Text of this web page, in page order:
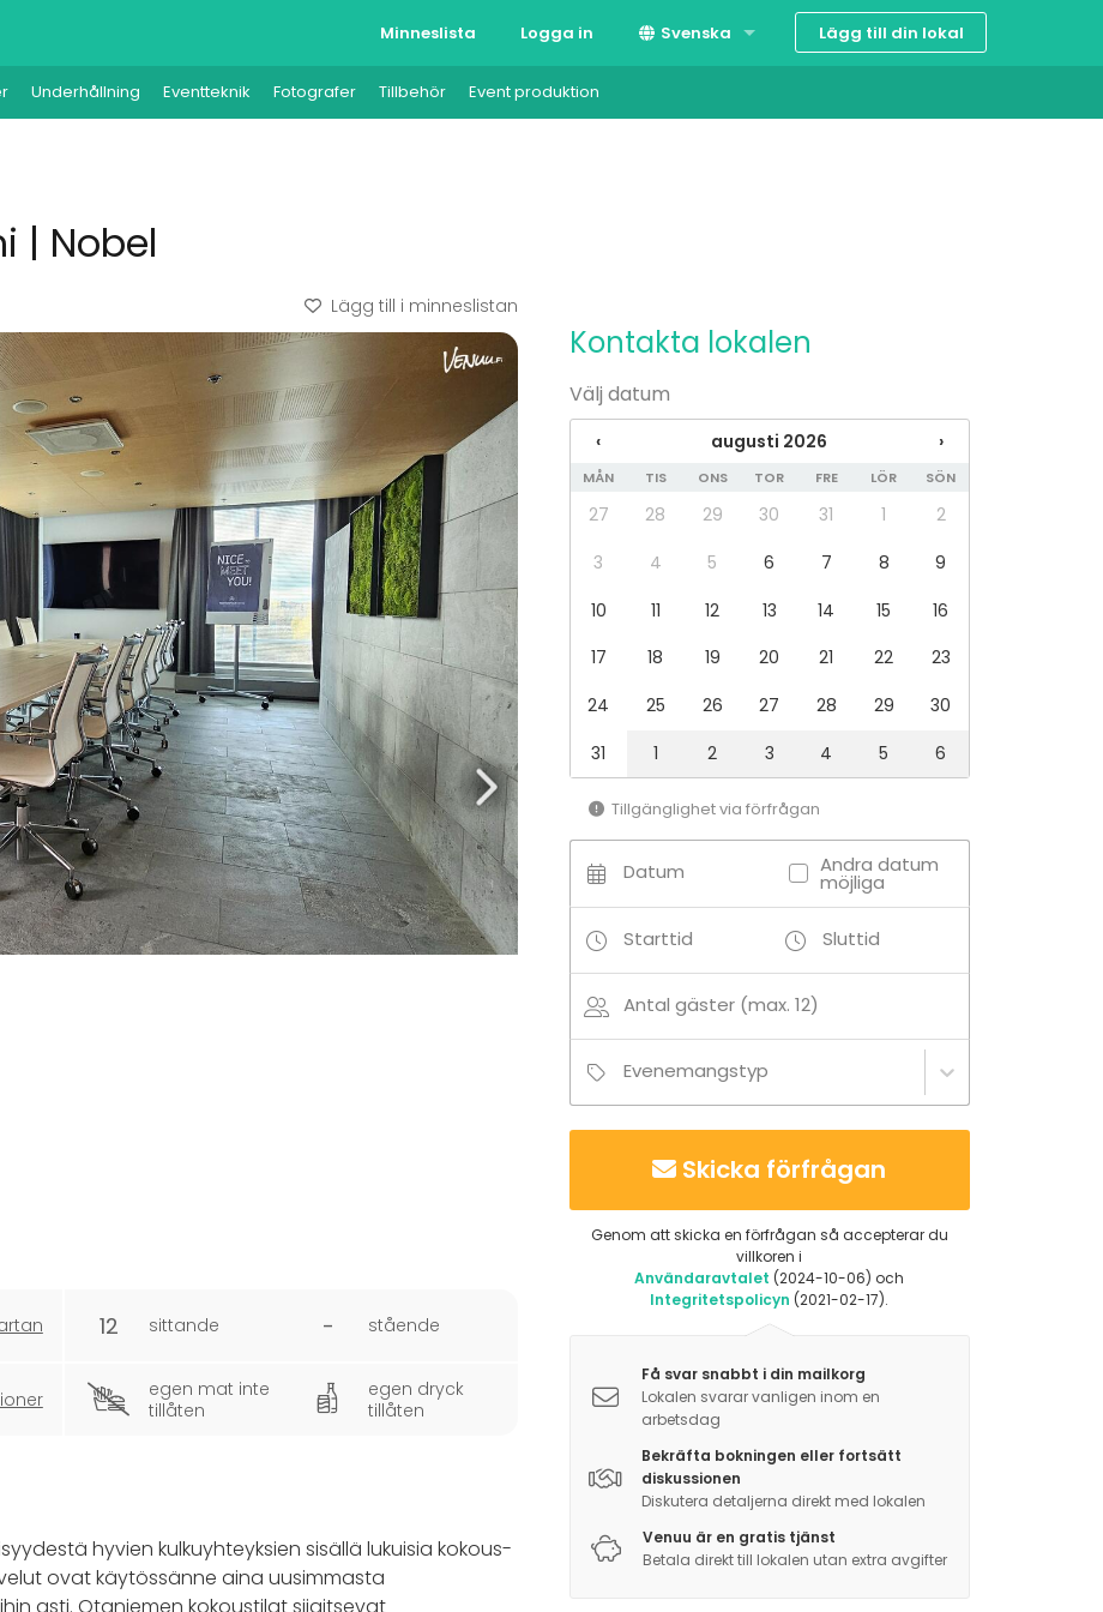
Minneslista Logga in Svenska Lägg till din lokal
Underhållning Eventteknik Fotografer Tillbehör Event produktion
| Nobel
Lägg till i minneslistan
12 sittande - stående
egen mat inte
tillåten
egen dryck
tillåten
hyvien kulkuyhteyksien sisällä lukuisia kokous-
ovat käytössänne aina uusimmasta
Kontakta lokalen
Välj datum
‹ augusti 2026 ›
MÅN TIS ONS TOR FRE LÖR SÖN
27 28 29 30 31 1
2
3
4 5 6 7 8
9
10
11 12 13 14 15
16
17
18 19 20 21 22
23
24
25 26 27 28 29
30
31
1 2 3 4 5 6
Tillgänglighet via förfrågan
Datum Andra datum
möjliga
Starttid Sluttid
Antal gäster (max. 12)
Evenemangstyp
Skicka förfrågan
Genom att skicka en förfrågan så accepterar du
villkoren i
Användaravtalet (2024-10-06) och
Integritetspolicyn (2021-02-17).
Få svar snabbt i din mailkorg
Lokalen svarar vanligen inom en
arbetsdag
Bekräfta bokningen eller fortsätt
diskussionen
Diskutera detaljerna direkt med lokalen
Venuu är en gratis tjänst
Betala direkt till lokalen utan extra avgifter